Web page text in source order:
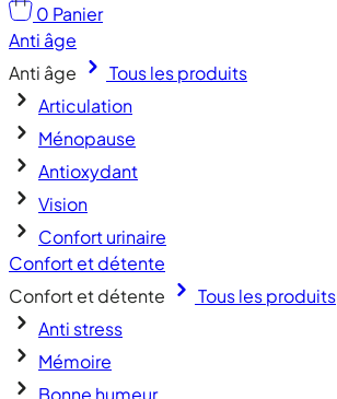
0 Panier
Anti âge
Anti âge
Tous les produits
Articulation
Ménopause
Antioxydant
Vision
Confort urinaire
Confort et détente
Confort et détente
Tous les produits
Anti stress
Mémoire
Bonne humeur